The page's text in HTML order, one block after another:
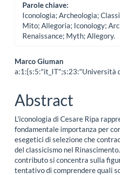
Parole chiave:
Iconologia; Archeologia;
Mito; Allegoria; Iconology;
Renaissance; Myth; Allegory.
Contenuto
principale
dell'articolo
Marco Giuman
a:1:{s:5:"it_IT";s:23:"Università
Abstract
L'iconologia di Cesare Ripa
fondamentale importanza per
esegetici di selezione che
del classicismo nel
contributo si concentra sulla
tentativo di comprendere quali